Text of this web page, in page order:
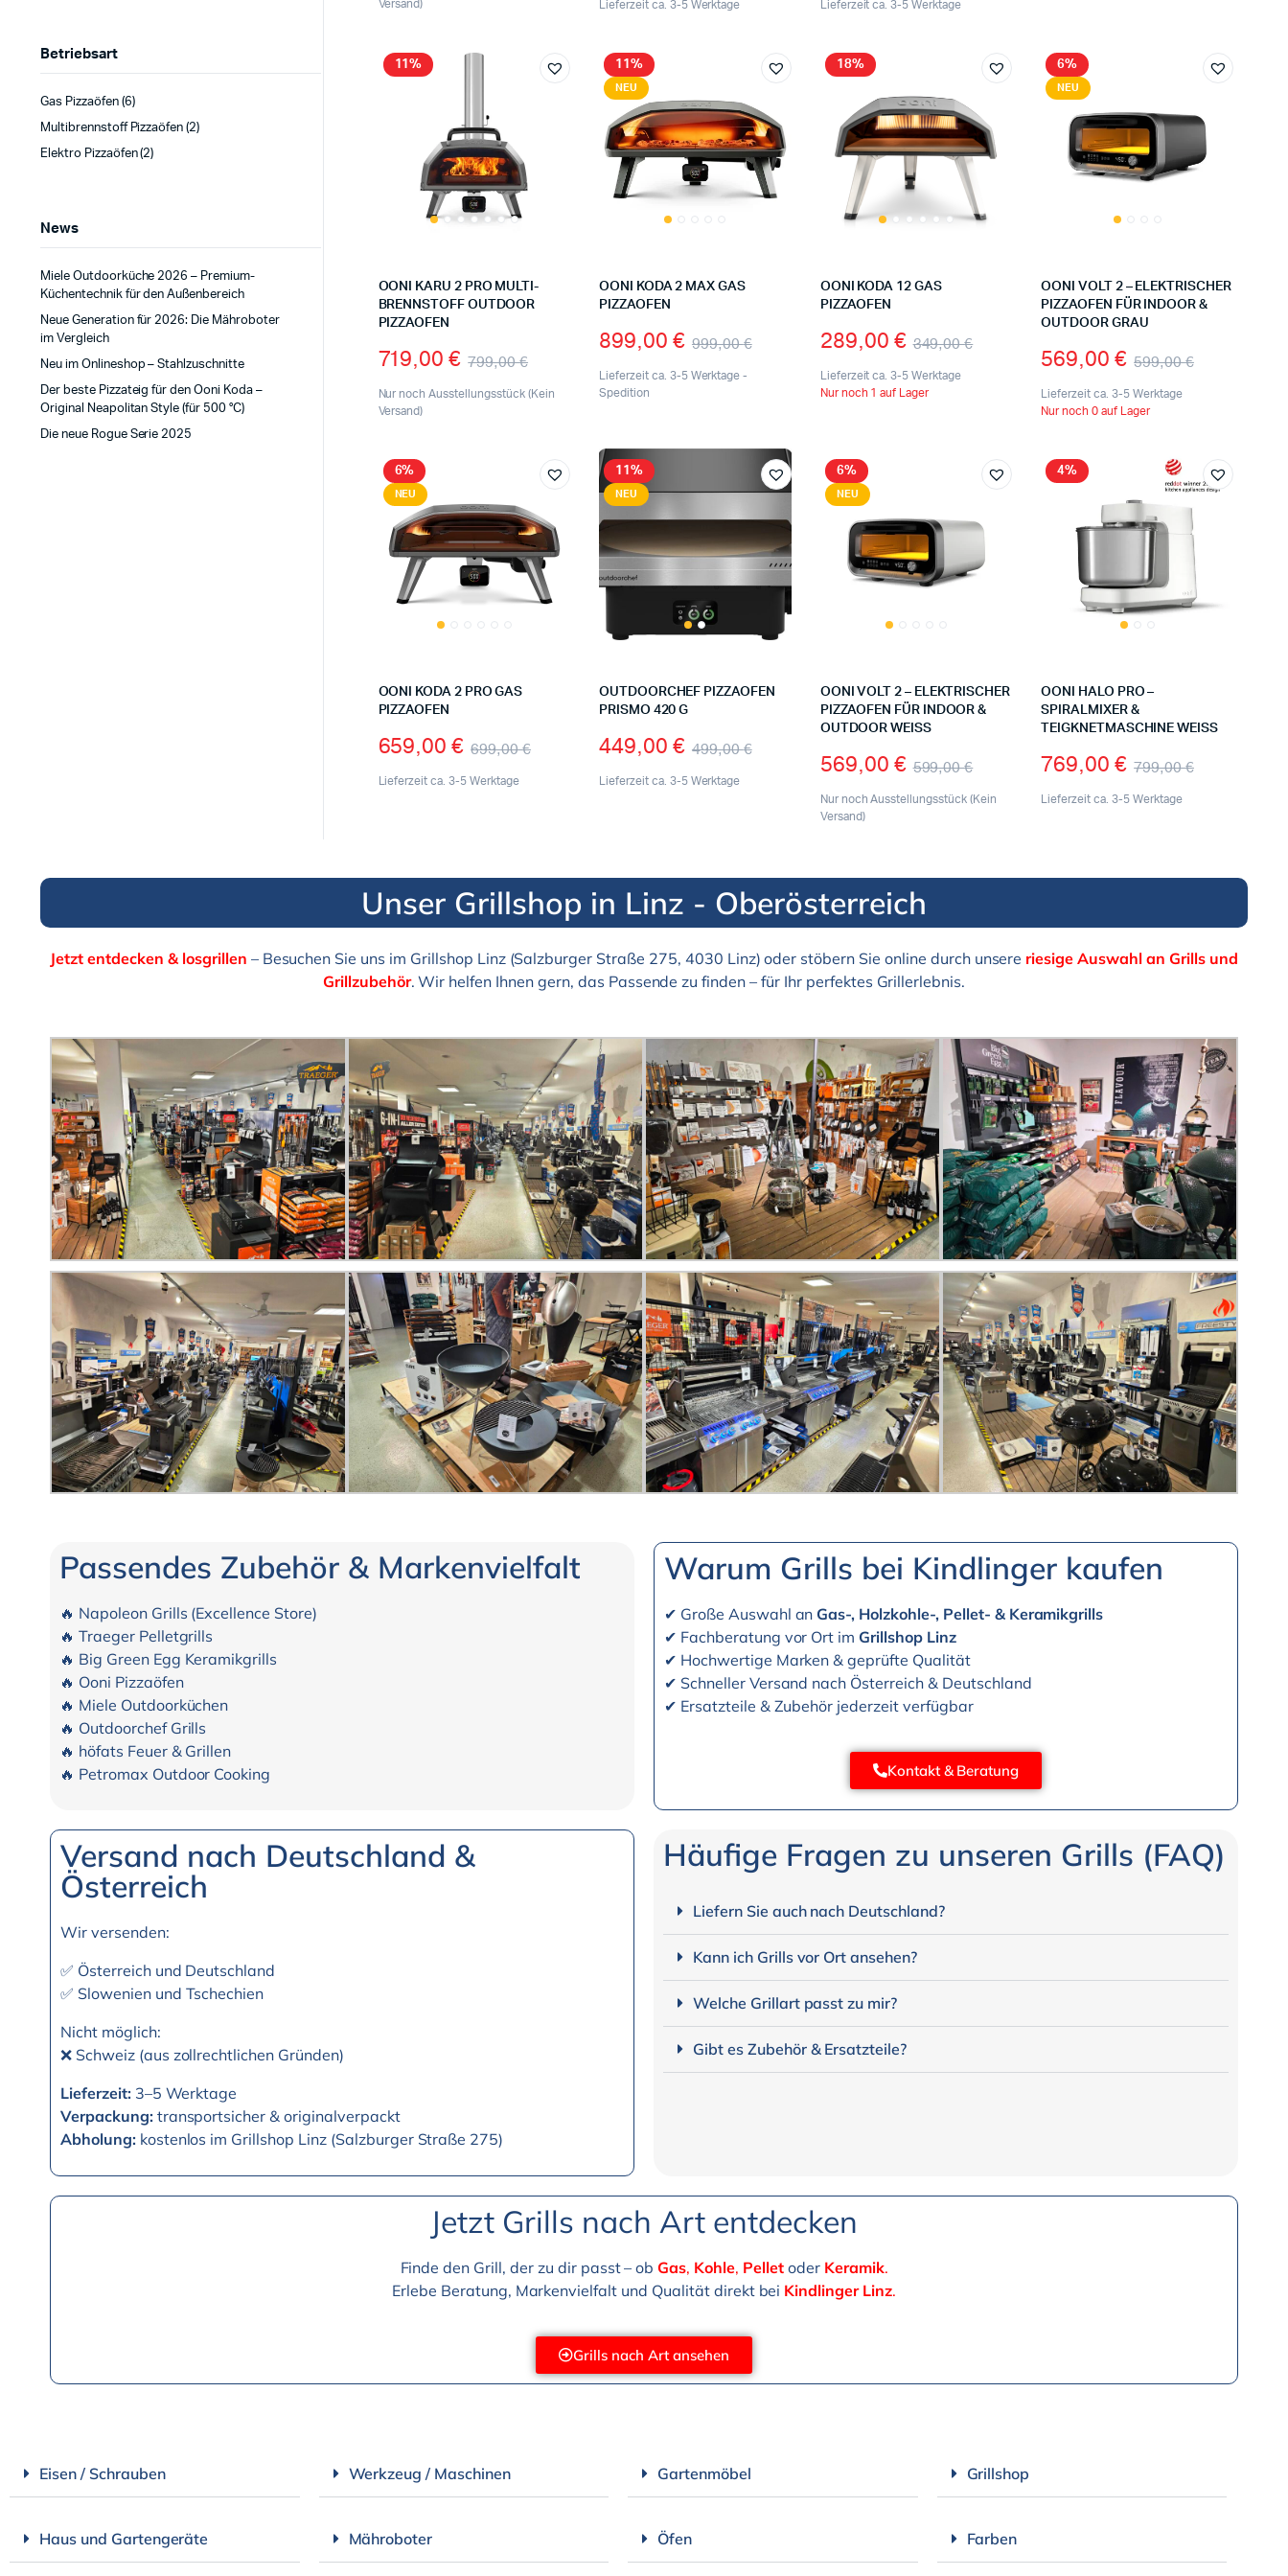
Versand) Lieferzeit ca. 3-5 Werktage Lieferzeit ca. 3-5 Werktage
11%
OONI KARU 2 PRO MULTI-
BRENNSTOFF OUTDOOR
PIZZAOFEN
799,00€
719,00€
Nur noch Ausstellungsstück (Kein
Versand)
11%
NEU
OONI KODA 2 MAX GAS
PIZZAOFEN
999,00€
899,00 €
Lieferzeit ca. 3-5 Werktage -
Spedition
18%
OONI KODA 12 GAS
PIZZAOFEN
349,00€
289,00 €
Lieferzeit ca. 3-5 Werktage
Nur noch 1 auf Lager
6%
NEU
OONI VOLT 2 – ELEKTRISCHER
PIZZAOFEN FÜR INDOOR &
OUTDOOR GRAU
599,00€
569,00€
Lieferzeit ca. 3-5 Werktage
Nur noch 0 auf Lager
6%
NEU
OONI KODA 2 PRO GAS
PIZZAOFEN
699,00€
659,00€
Lieferzeit ca. 3-5 Werktage
11%
NEU
OUTDOORCHEF PIZZAOFEN
PRISMO 420 G
499,00€
449,00 €
Lieferzeit ca. 3-5 Werktage
6%
NEU
OONI VOLT 2 – ELEKTRISCHER
PIZZAOFEN FÜR INDOOR &
OUTDOOR WEISS
599,00€
569,00 €
Nur noch Ausstellungsstück (Kein
Versand)
4%
OONI HALO PRO –
SPIRALMIXER &
TEIGKNETMASCHINE WEISS
799,00€
769,00€
Lieferzeit ca. 3-5 Werktage
Betriebsart
Gas Pizzaöfen (6)
Multibrennstoff Pizzaöfen (2)
Elektro Pizzaöfen (2)
News
Miele Outdoorküche 2026 – Premium-
Küchentechnik für den Außenbereich
Neue Generation für 2026: Die Mähroboter
im Vergleich
Neu im Onlineshop – Stahlzuschnitte
Der beste Pizzateig für den Ooni Koda –
Original Neapolitan Style (für 500 °C)
Die neue Rogue Serie 2025
Unser Grillshop in Linz - Oberösterreich
Jetzt entdecken & losgrillen – Besuchen Sie uns im Grillshop Linz (Salzburger Straße 275, 4030 Linz) oder stöbern Sie online durch unsere riesige Auswahl an Grills und
Grillzubehör. Wir helfen Ihnen gern, das Passende zu finden – für Ihr perfektes Grillerlebnis.
Passendes Zubehör & Markenvielfalt
🔥 Napoleon Grills (Excellence Store)
🔥 Traeger Pelletgrills
🔥 Big Green Egg Keramikgrills
🔥 Ooni Pizzaöfen
🔥 Miele Outdoorküchen
🔥 Outdoorchef Grills
🔥 höfats Feuer & Grillen
🔥 Petromax Outdoor Cooking
Warum Grills bei Kindlinger kaufen
✔ Große Auswahl an Gas-, Holzkohle-, Pellet- & Keramikgrills
✔ Fachberatung vor Ort im Grillshop Linz
✔ Hochwertige Marken & geprüfte Qualität
✔ Schneller Versand nach Österreich & Deutschland
✔ Ersatzteile & Zubehör jederzeit verfügbar
Kontakt & Beratung
Versand nach Deutschland &
Österreich
Wir versenden:
✅ Österreich und Deutschland
✅ Slowenien und Tschechien
Nicht möglich:
❌ Schweiz (aus zollrechtlichen Gründen)
Lieferzeit:3–5 Werktage
Verpackung:transportsicher & originalverpackt
Abholung:kostenlos im Grillshop Linz (Salzburger Straße 275)
Häufige Fragen zu unseren Grills (FAQ)
Liefern Sie auch nach Deutschland?
Kann ich Grills vor Ort ansehen?
Welche Grillart passt zu mir?
Gibt es Zubehör & Ersatzteile?
Jetzt Grills nach Art entdecken
Finde den Grill, der zu dir passt – obGas, Kohle, Pellet oder Keramik.
Erlebe Beratung, Markenvielfalt und Qualität direkt bei Kindlinger Linz.
Grills nach Art ansehen
Eisen / Schrauben
Haus und Gartengeräte
Werkzeug / Maschinen
Mähroboter
Gartenmöbel
Öfen
Grillshop
Farben